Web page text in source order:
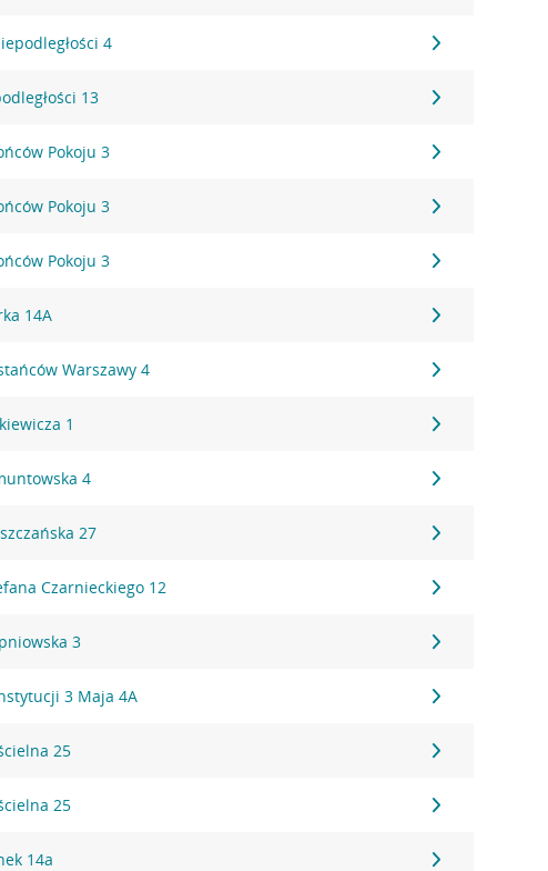
4
13
Pokoju 3
Pokoju 3
Pokoju 3
14A
Warszawy 4
1
4
27
Czarnieckiego 12
3
3 Maja 4A
25
25
14a